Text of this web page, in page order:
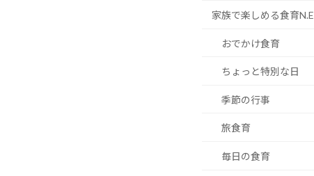
家族で楽しめる食育N.E
おでかけ食育
ちょっと特別な日
季節の行事
旅食育
毎日の食育